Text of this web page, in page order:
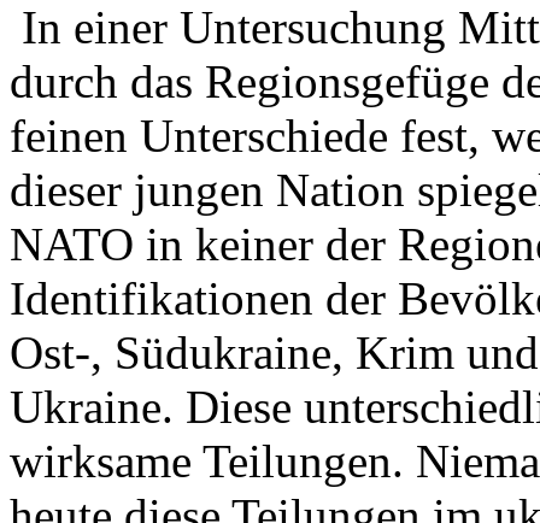
In einer Untersuchung
durch das Regionsgefüge
feinen Unterschiede fest,
dieser jungen Nation
NATO in keiner der
Identifikationen der
Ost-, Südukraine, Krim
Ukraine. Diese
wirksame Teilungen.